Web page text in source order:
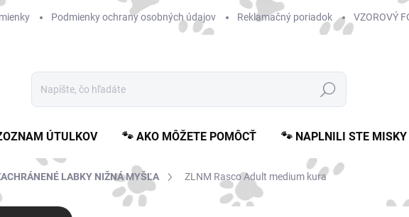
Podmienky ochrany osobných údajov Reklamačný poriadok VZOROVÝ
Hľadať
ÚTULKOV 🐾 AKO MÔŽETE POMÔCŤ 🐾 NAPLNILI STE MISKY
LABKY NIŽNÁ MYŠĽA ZLNM Rasco Adult medium kura